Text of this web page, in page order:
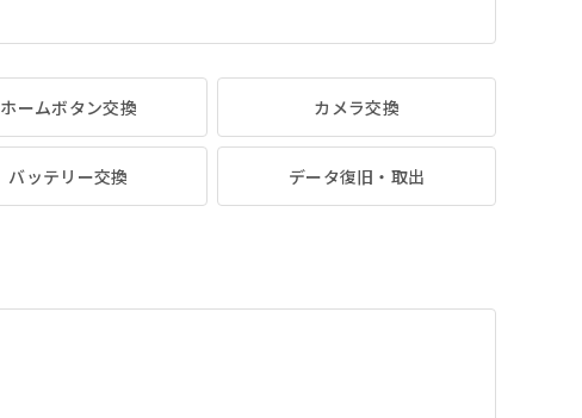
ホームボタン交換 カメラ交換
バッテリー交換 データ復旧・取出